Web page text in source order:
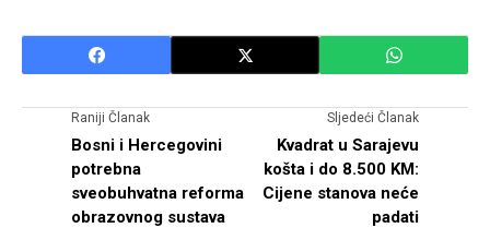
Raniji Članak
Bosni i Hercegovini
potrebna
sveobuhvatna reforma
obrazovnog sustava
Sljedeći Članak
Kvadrat u Sarajevu
košta i do 8.500 KM:
Cijene stanova neće
padati